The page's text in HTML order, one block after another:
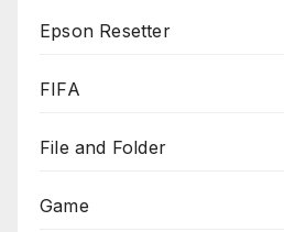
Epson Resetter
FIFA
File and Folder
Game